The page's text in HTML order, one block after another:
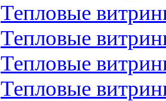
Тепловые
Тепловые
Тепловые
Тепловые